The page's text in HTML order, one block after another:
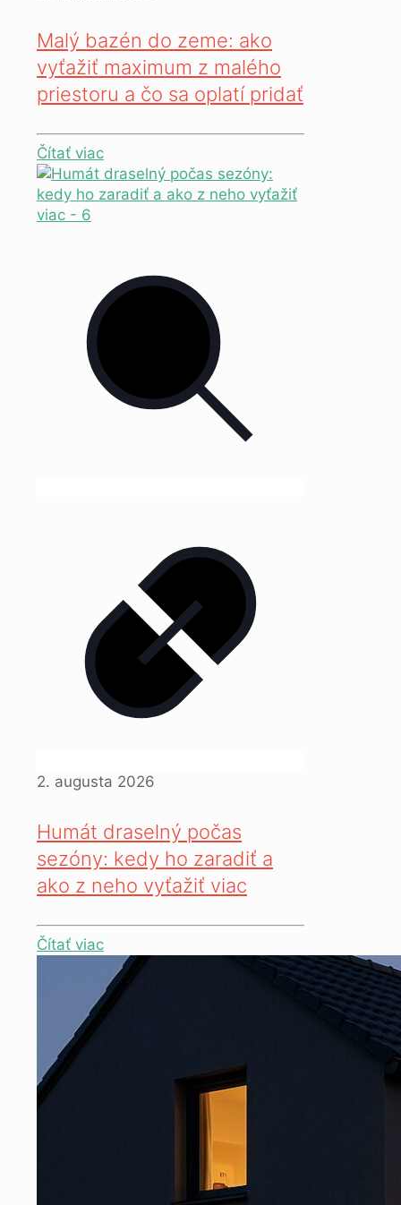
Malý bazén do zeme: ako
vyťažiť maximum z malého
priestoru a čo sa oplatí pridať
Čítať viac
2. augusta 2026
Humát draselný počas
sezóny: kedy ho zaradiť a
ako z neho vyťažiť viac
Čítať viac